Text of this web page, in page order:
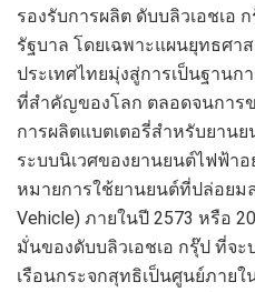
รองรับการผลิต ดับบลิวเอชเอ
รัฐบาล โดยเฉพาะแผนยุทธศา
ประเทศไทยมุ่งสู่การเป็นฐาน
ที่สำคัญของโลก ตลอดจนการ
การผลิตแบตเตอรี่สำหรับยานย
ระบบนิเวศของยานยนต์ไฟฟ้าอ
หมายการใช้ยานยนต์ที่ปล่อยม
Vehicle) ภายในปี 2573 หรือ
มั่นของดับบลิวเอชเอ กรุ๊ป ที่จ
เรือนกระจกสุทธิเป็นศูนย์ภายใ